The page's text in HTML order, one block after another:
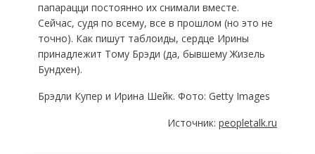
папарацци постоянно их снимали вместе.
Сейчас, судя по всему, все в прошлом (но это не
точно). Как пишут таблоиды, сердце Ирины
принадлежит Тому Брэди (да, бывшему Жизель
Бундхен).
Брэдли Купер и Ирина Шейк. Фото: Getty Images
Источник:peopletalk.ru